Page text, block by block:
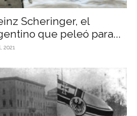
Scheringer, el
que peleó para...
2021